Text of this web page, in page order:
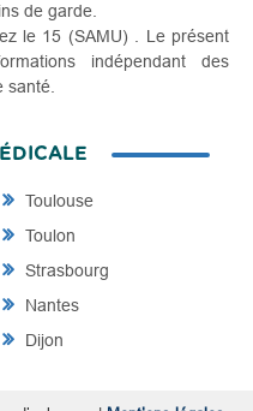
de garde.
le 15 (SAMU) . Le présent
indépendant des
santé.
Toulouse
Toulon
Strasbourg
Nantes
Dijon